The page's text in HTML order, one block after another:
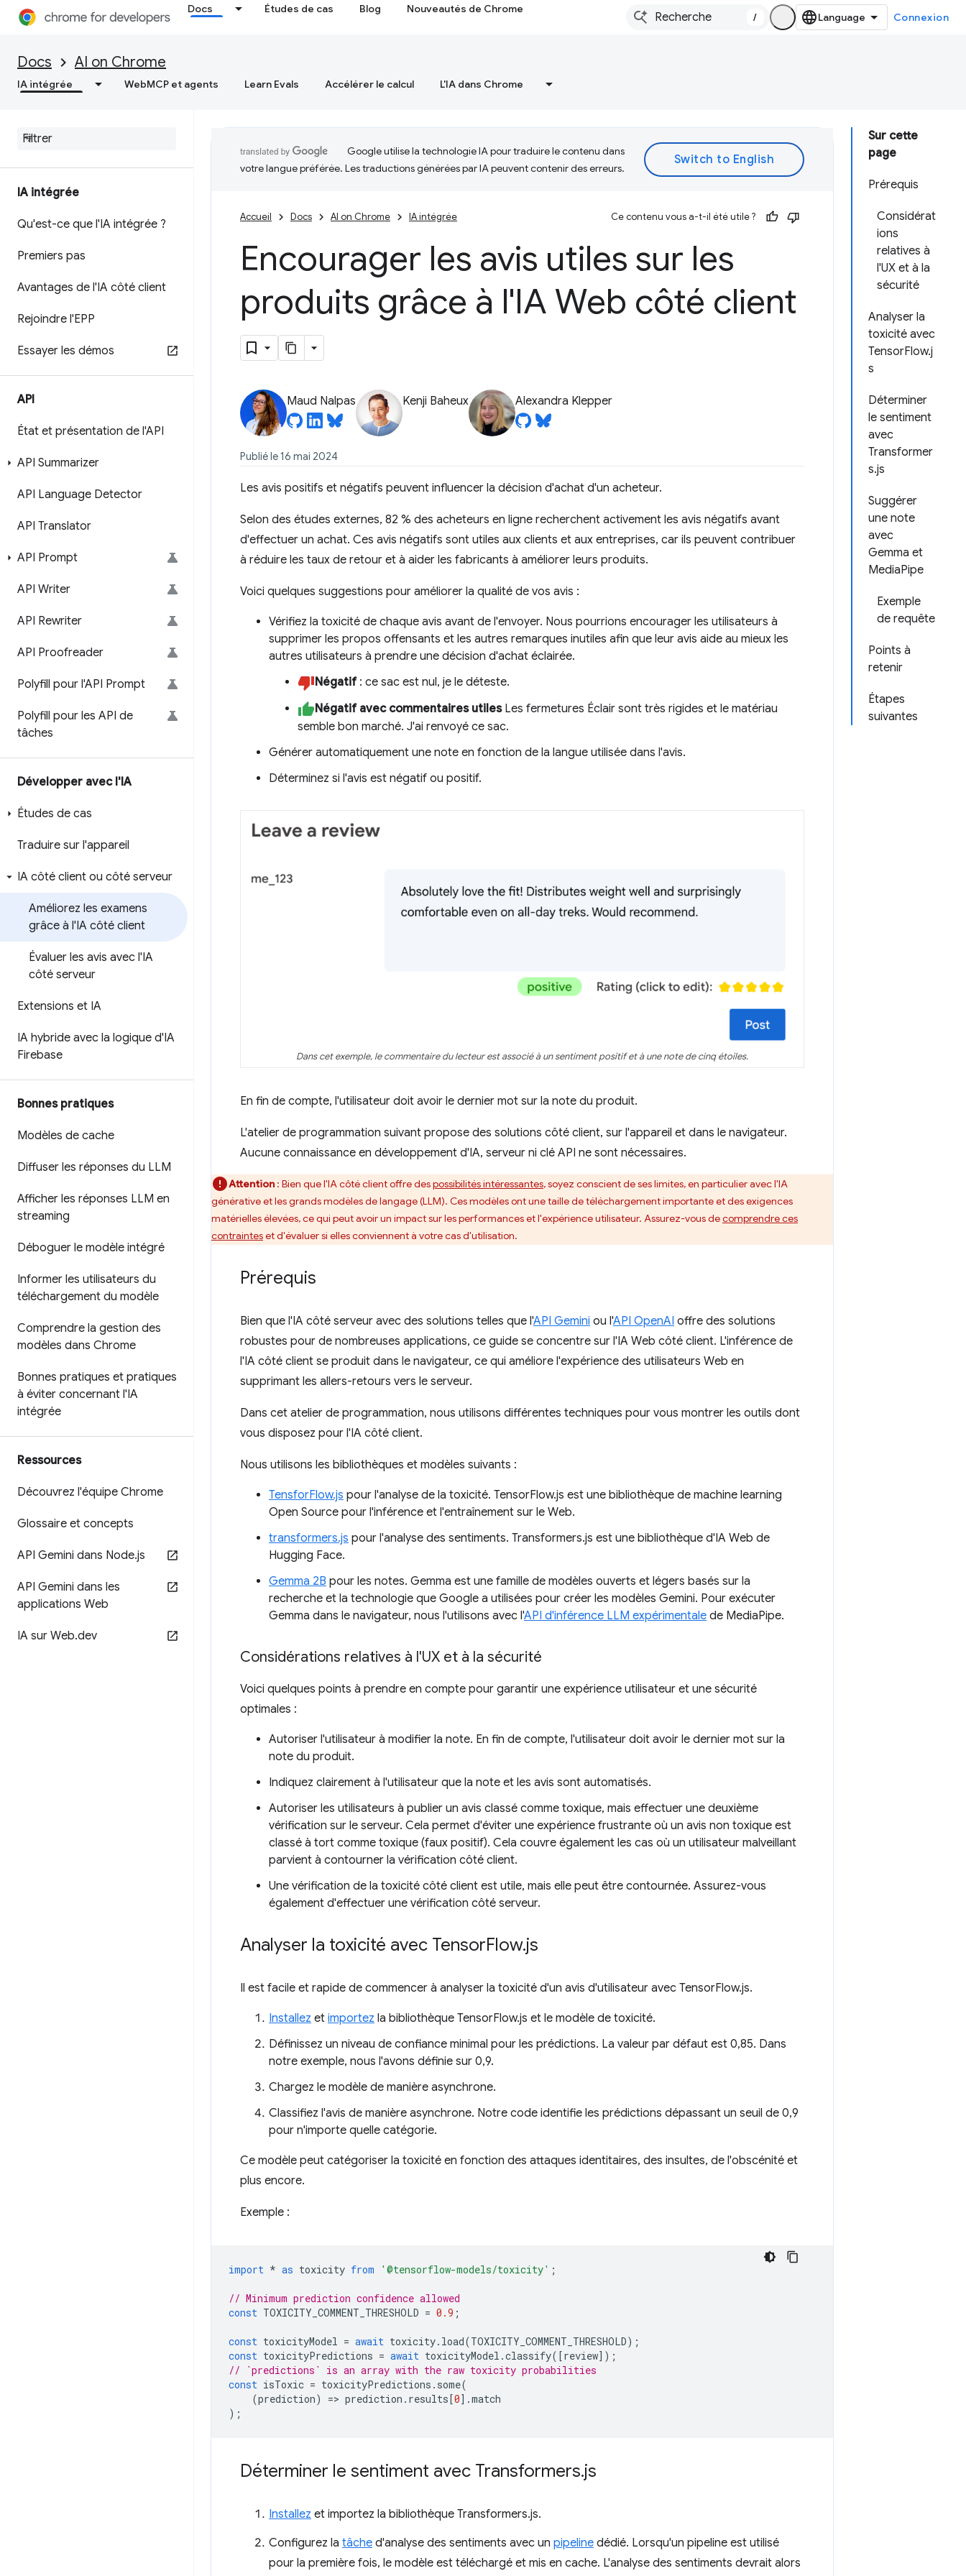
Docs Études de cas Blog Nouveautés de Chrome
/ Connexion
Docs AI on Chrome
IA intégrée WebMCP et agents Learn Evals Accélérer le calcul L'IA dans Chrome
IA intégrée
Qu'est-ce que l'IA intégrée ?
Premiers pas
Avantages de l'IA côté client
Rejoindre l'EPP
Essayer les démos
API
État et présentation de l'API
API Summarizer
API Language Detector
API Translator
API Prompt
API Writer
API Rewriter
API Proofreader
Polyfill pour l'API Prompt
Polyfill pour les API de
tâches
Développer avec l'IA
Études de cas
Traduire sur l'appareil
IA côté client ou côté serveur
Améliorez les examens
grâce à l'IA côté client
Évaluer les avis avec l'IA
côté serveur
Extensions et IA
IA hybride avec la logique d'IA
Firebase
Bonnes pratiques
Modèles de cache
Diffuser les réponses du LLM
Afficher les réponses LLM en
streaming
Déboguer le modèle intégré
Informer les utilisateurs du
téléchargement du modèle
Comprendre la gestion des
modèles dans Chrome
Bonnes pratiques et pratiques
à éviter concernant l'IA
intégrée
Ressources
Découvrez l'équipe Chrome
Glossaire et concepts
API Gemini dans Node.js
API Gemini dans les
applications Web
IA sur Web.dev
Sur cette
page
Prérequis
Considérat
ions
relatives à
l'UX et à la
sécurité
Analyser la
toxicité avec
TensorFlow.j
s
Déterminer
le sentiment
avec
Transformer
s.js
Suggérer
une note
avec
Gemma et
MediaPipe
Exemple
de requête
Points à
retenir
Étapes
suivantes
Google utilise la technologie IA pour traduire le contenu dans
votre langue préférée. Les traductions générées par IA peuvent contenir des erreurs.
Accueil Docs AI on Chrome IA intégrée Ce contenu vous a-t-il été utile ?
Encourager les avis utiles sur les
produits grâce à l'IA Web côté client
Maud Nalpas Kenji Baheux Alexandra Klepper
Publié le 16 mai 2024
Les avis positifs et négatifs peuvent influencer la décision d'achat d'un acheteur.
Selon des études externes, 82 % des acheteurs en ligne recherchent activement les avis négatifs avant
d'effectuer un achat. Ces avis négatifs sont utiles aux clients et aux entreprises, car ils peuvent contribuer
à réduire les taux de retour et à aider les fabricants à améliorer leurs produits.
Voici quelques suggestions pour améliorer la qualité de vos avis :
Vérifiez la toxicité de chaque avis avant de l'envoyer. Nous pourrions encourager les utilisateurs à
supprimer les propos offensants et les autres remarques inutiles afin que leur avis aide au mieux les
autres utilisateurs à prendre une décision d'achat éclairée.
Négatif: ce sac est nul, je le déteste.
Négatif avec commentaires utilesLes fermetures Éclair sont très rigides et le matériau
semble bon marché. J'ai renvoyé ce sac.
Générer automatiquement une note en fonction de la langue utilisée dans l'avis.
Déterminez si l'avis est négatif ou positif.
Dans cet exemple, le commentaire du lecteur est associé à un sentiment positif et à une note de cinq étoiles.
En fin de compte, l'utilisateur doit avoir le dernier mot sur la note du produit.
L'atelier de programmation suivant propose des solutions côté client, sur l'appareil et dans le navigateur.
Aucune connaissance en développement d'IA, serveur ni clé API ne sont nécessaires.
Attention : Bien que l'IA côté client offre despossibilités intéressantes, soyez conscient de ses limites, en particulier avec l'IA
générative et les grands modèles de langage (LLM). Ces modèles ont une taille de téléchargement importante et des exigences
matérielles élevées, ce qui peut avoir un impact sur les performances et l'expérience utilisateur. Assurez-vous decomprendre ces
contrainteset d'évaluer si elles conviennent à votre cas d'utilisation.
Prérequis
Bien que l'IA côté serveur avec des solutions telles que l'API Gemini ou l'API OpenAI offre des solutions
robustes pour de nombreuses applications, ce guide se concentre sur l'IA Web côté client. L'inférence de
l'IA côté client se produit dans le navigateur, ce qui améliore l'expérience des utilisateurs Web en
supprimant les allers-retours vers le serveur.
Dans cet atelier de programmation, nous utilisons différentes techniques pour vous montrer les outils dont
vous disposez pour l'IA côté client.
Nous utilisons les bibliothèques et modèles suivants :
TensforFlow.js pour l'analyse de la toxicité. TensorFlow.js est une bibliothèque de machine learning
Open Source pour l'inférence et l'entraînement sur le Web.
transformers.js pour l'analyse des sentiments. Transformers.js est une bibliothèque d'IA Web de
Hugging Face.
Gemma 2B pour les notes. Gemma est une famille de modèles ouverts et légers basés sur la
recherche et la technologie que Google a utilisées pour créer les modèles Gemini. Pour exécuter
Gemma dans le navigateur, nous l'utilisons avec l'API d'inférence LLM expérimentale de MediaPipe.
Considérations relatives à l'UX et à la sécurité
Voici quelques points à prendre en compte pour garantir une expérience utilisateur et une sécurité
optimales :
Autoriser l'utilisateur à modifier la note. En fin de compte, l'utilisateur doit avoir le dernier mot sur la
note du produit.
Indiquez clairement à l'utilisateur que la note et les avis sont automatisés.
Autoriser les utilisateurs à publier un avis classé comme toxique, mais effectuer une deuxième
vérification sur le serveur. Cela permet d'éviter une expérience frustrante où un avis non toxique est
classé à tort comme toxique (faux positif). Cela couvre également les cas où un utilisateur malveillant
parvient à contourner la vérification côté client.
Une vérification de la toxicité côté client est utile, mais elle peut être contournée. Assurez-vous
également d'effectuer une vérification côté serveur.
Analyser la toxicité avec TensorFlow.js
Il est facile et rapide de commencer à analyser la toxicité d'un avis d'utilisateur avec TensorFlow.js.
Installez et importez la bibliothèque TensorFlow.js et le modèle de toxicité.
Définissez un niveau de confiance minimal pour les prédictions. La valeur par défaut est 0,85. Dans
notre exemple, nous l'avons définie sur 0,9.
Chargez le modèle de manière asynchrone.
Classifiez l'avis de manière asynchrone. Notre code identifie les prédictions dépassant un seuil de 0,9
pour n'importe quelle catégorie.
Ce modèle peut catégoriser la toxicité en fonction des attaques identitaires, des insultes, de l'obscénité et
plus encore.
Exemple :
import * as toxicity from '@tensorflow-models/toxicity' ;
// Minimum prediction confidence allowed
const TOXICITY_COMMENT_THRESHOLD = 0.9 ;
const toxicityModel = await toxicity. load(TOXICITY_COMMENT_THRESHOLD);
const toxicityPredictions = await toxicityModel .classify([review]);
// `predictions` is an array with the raw toxicity probabilities
const isToxic = toxicityPredictions . some(
(prediction) => prediction . results[0].match
);
Déterminer le sentiment avec Transformers.js
Installez et importez la bibliothèque Transformers.js.
Configurez la tâche d'analyse des sentiments avec un pipeline dédié. Lorsqu'un pipeline est utilisé
pour la première fois, le modèle est téléchargé et mis en cache. L'analyse des sentiments devrait alors